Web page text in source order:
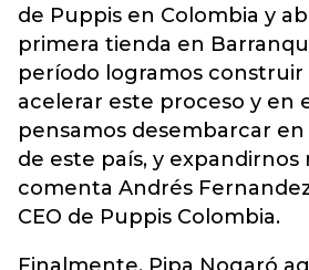
de Puppis en Colombia y
primera tienda en
período logramos construir
acelerar este proceso y en
pensamos desembarcar
de este país, y
comenta Andrés
CEO de Puppis Colombia.